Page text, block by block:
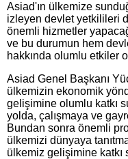
Asiad'ın ülkemize
izleyen devlet yetkilileri
önemli hizmetler
ve bu durumun hem
hakkında olumlu etkiler
Asiad Genel Başkanı
ülkemizin ekonomik
gelişimine olumlu katkı
yolda, çalışmaya ve
Bundan sonra önemli
ülkemizi dünyaya
ülkemiz gelişimine katkı